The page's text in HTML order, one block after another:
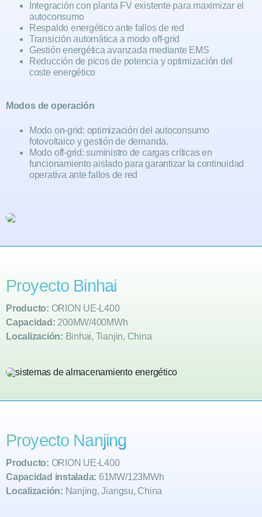
Integración con planta FV existente para maximizar el
autoconsumo
Respaldo energético ante fallos de red
Transición automática a modo off-grid
Gestión energética avanzada mediante EMS
Reducción de picos de potencia y optimización del
coste energético
Modos de operación
Modo on-grid: optimización del autoconsumo
fotovoltaico y gestión de demanda.
Modo off-grid: suministro de cargas críticas en
funcionamiento aislado para garantizar la continuidad
operativa ante fallos de red
Proyecto Binhai
Producto: ORION UE-L400
Capacidad: 200MW/400MWh
Localización: Binhai, Tianjin, China
Proyecto Nanjing
Producto: ORION UE-L400
Capacidad instalada: 61MW/123MWh
Localización: Nanjing, Jiangsu, China